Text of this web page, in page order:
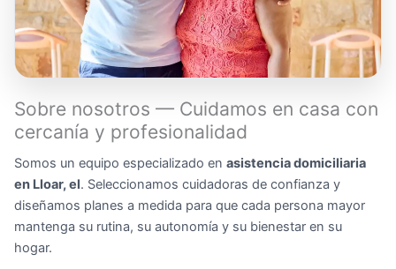
Sobre nosotros — Cuidamos en casa con
cercanía y profesionalidad
Somos un equipo especializado en asistencia domiciliaria
en Lloar, el. Seleccionamos cuidadoras de confianza y
diseñamos planes a medida para que cada persona mayor
mantenga su rutina, su autonomía y su bienestar en su
hogar.